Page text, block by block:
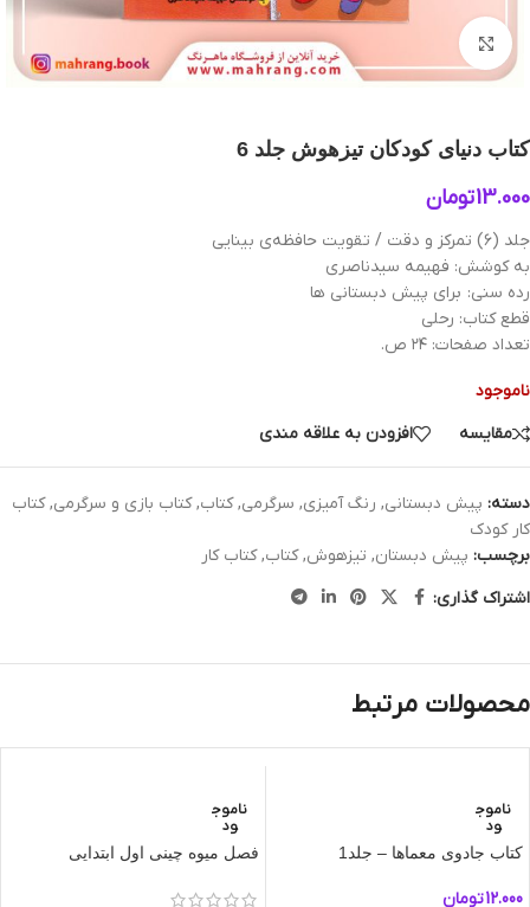
بزرگنمایی تصویر
کتاب دنیای کودکان تیزهوش جلد 6
13.000تومان
جلد (۶) تمرکز و دقت / تقویت حافظه‌ی بینایی
به کوشش: فهیمه سیدناصری
رده سنی: برای پیش دبستانی ها
قطع کتاب: رحلی
تعداد صفحات: ۲۴ ص.
ناموجود
مقایسه
افزودن به علاقه مندی
دسته: پیش دبستانی, رنگ آمیزی, سرگرمی, کتاب, کتاب بازی و سرگرمی, کتاب
کار کودک
برچسب: پیش دبستان, تیزهوش, کتاب, کتاب کار
اشتراک گذاری:
محصولات مرتبط
ناموج
ود
کتاب جادوی معماها – جلد1
12.000تومان
ناموج
ود
فصل میوه چینی اول ابتدایی